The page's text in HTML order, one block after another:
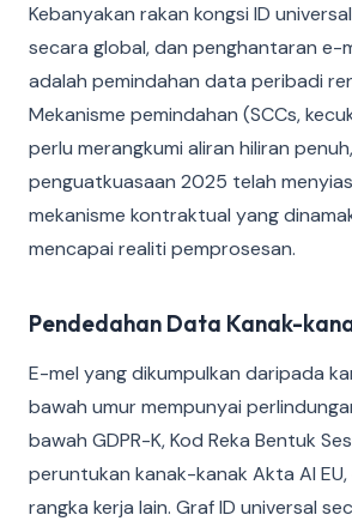
Kebanyakan rakan kongsi ID
secara global, dan penghantaran e-
adalah pemindahan data peribadi
Mekanisme pemindahan (SCCs,
perlu merangkumi aliran hiliran
penguatkuasaan 2025 telah
mekanisme kontraktual yang
mencapai realiti pemprosesan.
Pendedahan Data Kanak-
E-mel yang dikumpulkan daripada
bawah umur mempunyai
bawah GDPR-K, Kod Reka Bentuk
peruntukan kanak-kanak Akta AI
rangka kerja lain. Graf ID universal